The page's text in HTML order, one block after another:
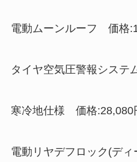
電動ムーンルーフ 価格
タイヤ空気圧警報シス
寒冷地仕様 価格:28,080
電動リヤデフロック(デ